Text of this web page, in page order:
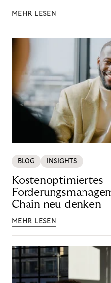
MEHR LESEN
BLOG INSIGHTS
Kostenoptimiertes
Chain neu denken
MEHR LESEN